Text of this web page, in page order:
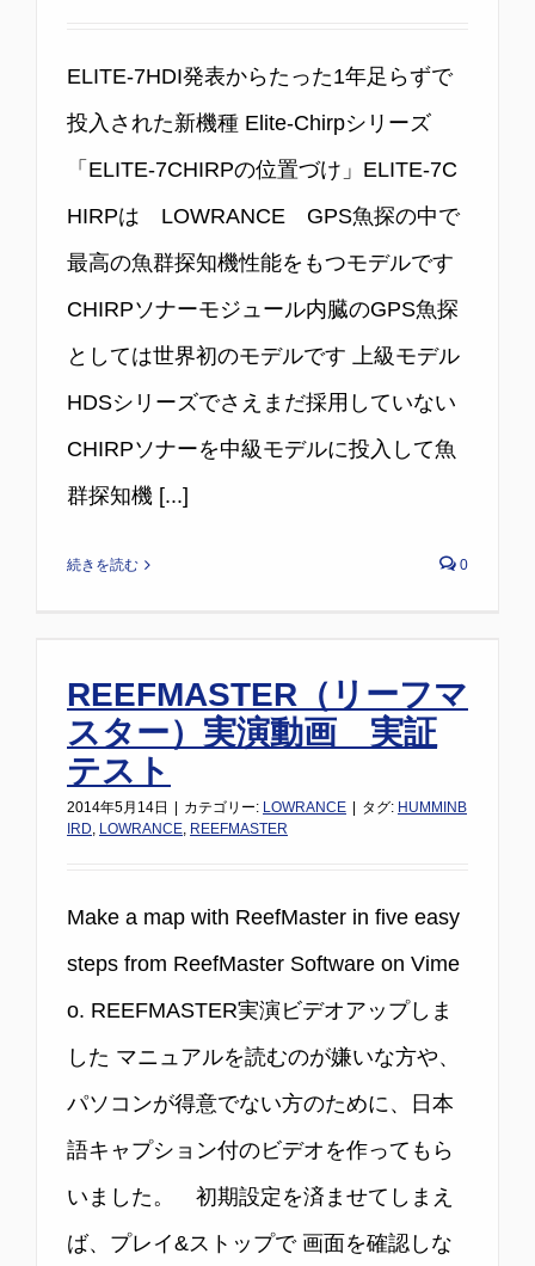
A
H
U
と
レ
ダ
ー
追
加
ド
し
の
が
ELITE-7HDI発表からたった1年足らずで
投入された新機種 Elite-Chirpシリーズ
「ELITE-7CHIRPの位置づけ」ELITE-7C
HIRPは LOWRANCE GPS魚探の中で
最高の魚群探知機性能をもつモデルです
CHIRPソナーモジュール内臓のGPS魚探
としては世界初のモデルです 上級モデル
HDSシリーズでさえまだ採用していない
CHIRPソナーを中級モデルに投入して魚
群探知機 [...]
続きを読む 0
REEFMASTER（リーフマ
スター）実演動画 実証
テスト
2014年5月14日 カテゴリー: LOWRANCE タグ: HUMMINB
IRD, LOWRANCE, REEFMASTER
Make a map with ReefMaster in five easy
steps from ReefMaster Software on Vime
o. REEFMASTER実演ビデオアップしま
した マニュアルを読むのが嫌いな方や、
パソコンが得意でない方のために、日本
語キャプション付のビデオを作ってもら
いました。 初期設定を済ませてしまえ
ば、プレイ&ストップで 画面を確認しな